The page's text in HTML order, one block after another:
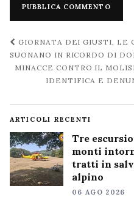
Navigazione
post
GIORNATA DEI GIUSTI, LE
SUONANO IN RICORDO DI
MINACCE CONTRO IL
IDENTIFICA E
ARTICOLI RECENTI
Tre
monti
tratti in
alpino
06 AGO 2026